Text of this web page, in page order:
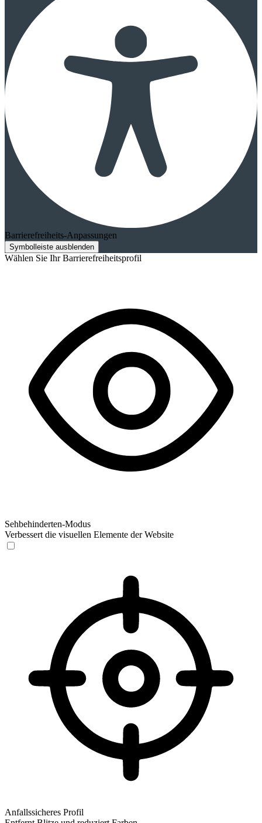
Barrierefreiheits-Anpassungen
Symbolleiste ausblenden
Wählen Sie Ihr Barrierefreiheitsprofil
Sehbehinderten-Modus
Verbessert die visuellen Elemente der Website
Anfallssicheres Profil